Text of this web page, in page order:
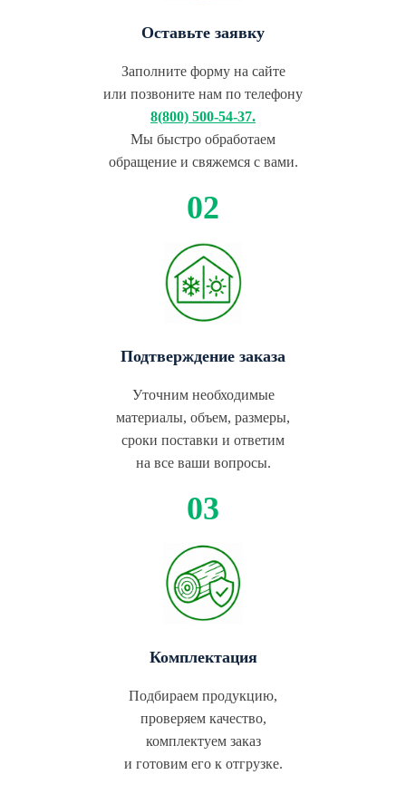
Оставьте заявку
Заполните форму на сайте
или позвоните нам по телефону
8(800) 500-54-37.
Мы быстро обработаем
обращение и свяжемся с вами.
Подтверждение заказа
Уточним необходимые
материалы, объем, размеры,
сроки поставки и ответим
на все ваши вопросы.
Комплектация
Подбираем продукцию,
проверяем качество,
комплектуем заказ
и готовим его к отгрузке.